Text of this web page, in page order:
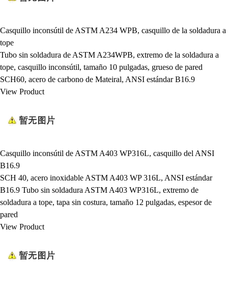
Casquillo inconsútil de ASTM A234 WPB, casquillo de la soldadura a
tope
Tubo sin soldadura de ASTM A234WPB, extremo de la soldadura a
tope, casquillo inconsútil, tamaño 10 pulgadas, grueso de pared
SCH60, acero de carbono de Mateiral, ANSI estándar B16.9
View Product
Casquillo inconsútil de ASTM A403 WP316L, casquillo del ANSI
B16.9
SCH 40, acero inoxidable ASTM A403 WP 316L, ANSI estándar
B16.9 Tubo sin soldadura ASTM A403 WP316L, extremo de
soldadura a tope, tapa sin costura, tamaño 12 pulgadas, espesor de
pared
View Product